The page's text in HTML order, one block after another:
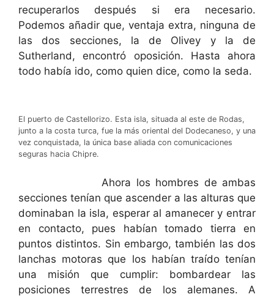
recuperarlos después si era necesario.
Podemos añadir que, ventaja extra, ninguna de
las dos secciones, la de Olivey y la de
Sutherland, encontró oposición. Hasta ahora
todo había ido, como quien dice, como la seda.
El puerto de Castellorizo. Esta isla, situada al este de Rodas,
junto a la costa turca, fue la más oriental del Dodecaneso, y una
vez conquistada, la única base aliada con comunicaciones
seguras hacia Chipre.
Ahora los hombres de ambas
secciones tenían que ascender a las alturas que
dominaban la isla, esperar al amanecer y entrar
en contacto, pues habían tomado tierra en
puntos distintos. Sin embargo, también las dos
lanchas motoras que los habían traído tenían
una misión que cumplir: bombardear las
posiciones terrestres de los alemanes. A